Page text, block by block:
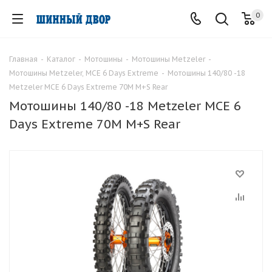
0
Главная - Каталог - Мотошины - Мотошины Metzeler -
Мотошины Metzeler, MCE 6 Days Extreme - Мотошины 140/80 -18
Metzeler MCE 6 Days Extreme 70M M+S Rear
Мотошины 140/80 -18 Metzeler MCE 6
Days Extreme 70M M+S Rear